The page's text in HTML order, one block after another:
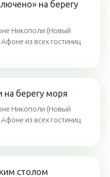
на берегу
Никополи (Новый
из всех гостиниц
на берегу моря
Никополи (Новый
из всех гостиниц
столом